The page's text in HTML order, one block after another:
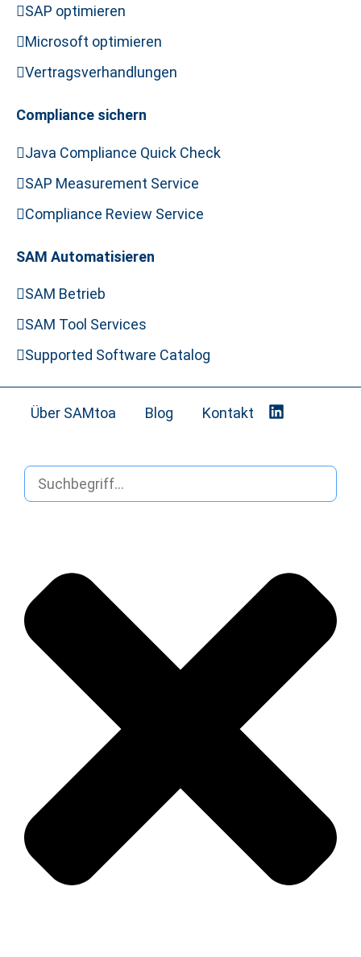
SAP optimieren
Microsoft optimieren
Vertragsverhandlungen
Compliance sichern
Java Compliance Quick Check
SAP Measurement Service
Compliance Review Service
SAM Automatisieren
SAM Betrieb
SAM Tool Services
Supported Software Catalog
Über SAMtoa Blog Kontakt